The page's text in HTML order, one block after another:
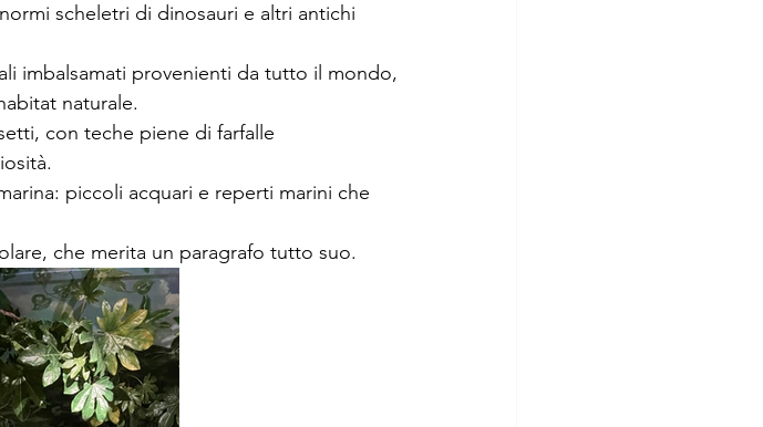
scheletri di dinosauri e altri antichi
imbalsamati provenienti da tutto il mondo,
naturale.
con teche piene di farfalle
piccoli acquari e reperti marini che
che merita un paragrafo tutto suo.